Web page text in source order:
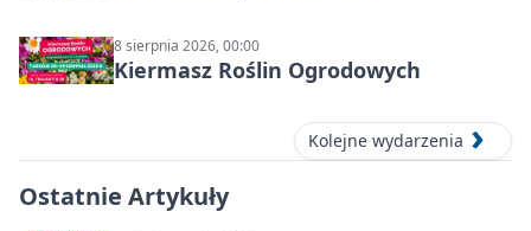
8 sierpnia 2026, 00:00
Kiermasz Roślin Ogrodowych
Kolejne wydarzenia
Ostatnie Artykuły